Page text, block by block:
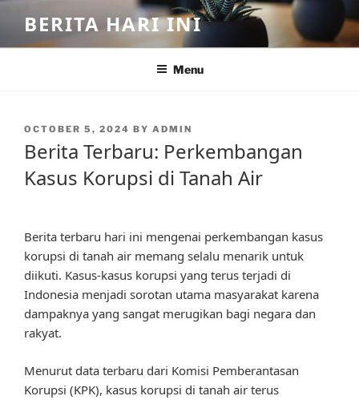
content
BERITA HARI INI
Menu
POSTED
OCTOBER 5, 2024 BY ADMIN
Berita Terbaru: Perkembangan
Kasus Korupsi di Tanah Air
Berita terbaru hari ini mengenai perkembangan kasus
korupsi di tanah air memang selalu menarik untuk
diikuti. Kasus-kasus korupsi yang terus terjadi di
Indonesia menjadi sorotan utama masyarakat karena
dampaknya yang sangat merugikan bagi negara dan
rakyat.
Menurut data terbaru dari Komisi Pemberantasan
Korupsi (KPK), kasus korupsi di tanah air terus